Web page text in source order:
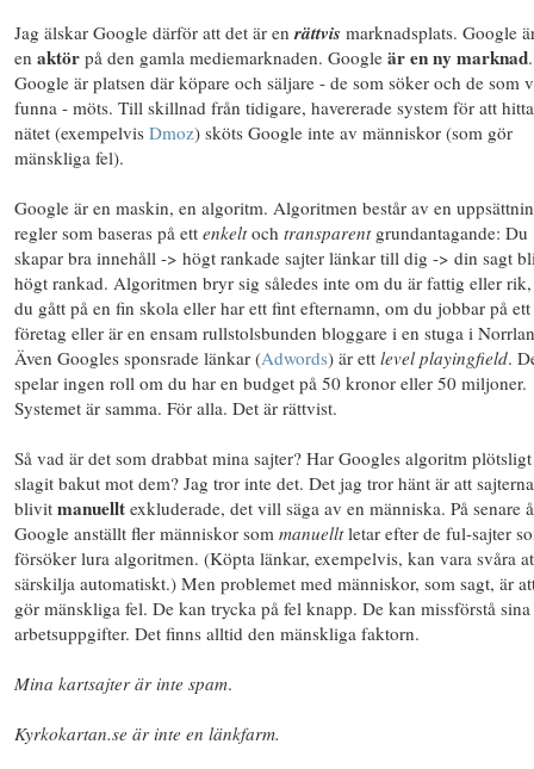
Jag älskar Google därför att det är en rättvis marknadsplats. Google
en aktör på den gamla mediemarknaden. Google är en ny marknad.
Google är platsen där köpare och säljare - de som söker och de som
funna - möts. Till skillnad från tidigare, havererade system för att
nätet (exempelvis Dmoz) sköts Google inte av människor (som gör
mänskliga fel).
Google är en maskin, en algoritm. Algoritmen består av en
regler som baseras på ett enkeltoch transparentgrundantagande: Du
skapar bra innehåll -> högt rankade sajter länkar till dig -> din sagt
högt rankad. Algoritmen bryr sig således inte om du är fattig eller
du gått på en fin skola eller har ett fint efternamn, om du jobbar på
företag eller är en ensam rullstolsbunden bloggare i en stuga i
Även Googles sponsrade länkar (Adwords) är ett level playingfield.
spelar ingen roll om du har en budget på 50 kronor eller 50 miljoner.
Systemet är samma. För alla. Det är rättvist.
Så vad är det som drabbat mina sajter? Har Googles algoritm plötsligt
slagit bakut mot dem? Jag tror inte det. Det jag tror hänt är att sajterna
blivit manuellt exkluderade, det vill säga av en människa. På senare
Google anställt fler människor som manuelltletar efter de ful-sajter
försöker lura algoritmen. (Köpta länkar, exempelvis, kan vara svåra
särskilja automatiskt.) Men problemet med människor, som sagt, är
gör mänskliga fel. De kan trycka på fel knapp. De kan missförstå sina
arbetsuppgifter. Det finns alltid den mänskliga faktorn.
Mina kartsajter är inte spam.
Kyrkokartan.se är inte en länkfarm.